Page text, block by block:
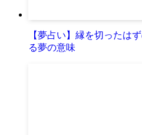
【夢占い】縁を切ったは
る夢の意味